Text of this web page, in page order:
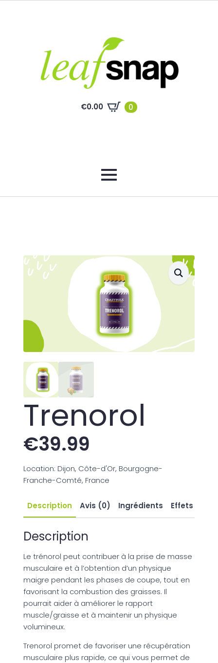
€0.00 0
Trenorol
€39.99
Location: Dijon, Côte-d'Or, Bourgogne-
Franche-Comté, France
Description Avis (0) Ingrédients Effets
Description
Le trénorol peut contribuer à la prise de masse
musculaire et à l’obtention d’un physique
maigre pendant les phases de coupe, tout en
favorisant la combustion des graisses. Il
pourrait aider à améliorer le rapport
muscle/graisse et à maintenir un physique
volumineux.
Trenorol promet de favoriser une récupération
musculaire plus rapide, ce qui vous permet de